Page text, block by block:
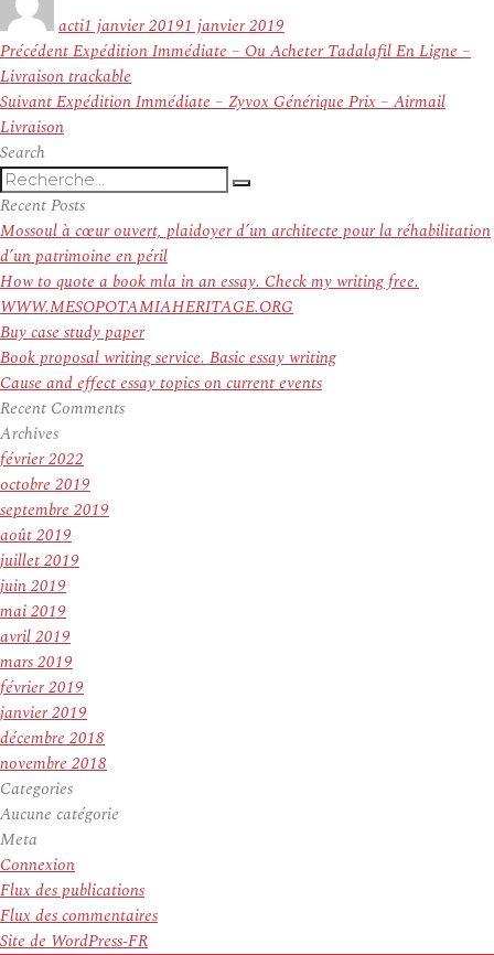
actile
1 janvier 20191 janvier 2019
Navigation
de
l’article
PrécédentArticle
précédent :
Expédition Immédiate – Ou Acheter Tadalafil En Ligne –
Livraison trackable
SuivantArticle
suivant :
Expédition Immédiate – Zyvox Générique Prix – Airmail
Livraison
Search
Recherche
pour
:
Recherche
Recent Posts
Mossoul à cœur ouvert, plaidoyer d’un architecte pour la réhabilitation
d’un patrimoine en péril
How to quote a book mla in an essay. Check my writing free.
WWW.MESOPOTAMIAHERITAGE.ORG
Buy case study paper
Book proposal writing service. Basic essay writing
Cause and effect essay topics on current events
Recent Comments
Archives
février 2022
octobre 2019
septembre 2019
août 2019
juillet 2019
juin 2019
mai 2019
avril 2019
mars 2019
février 2019
janvier 2019
décembre 2018
novembre 2018
Categories
Aucune catégorie
Meta
Connexion
Flux des publications
Flux des commentaires
Site de WordPress-FR